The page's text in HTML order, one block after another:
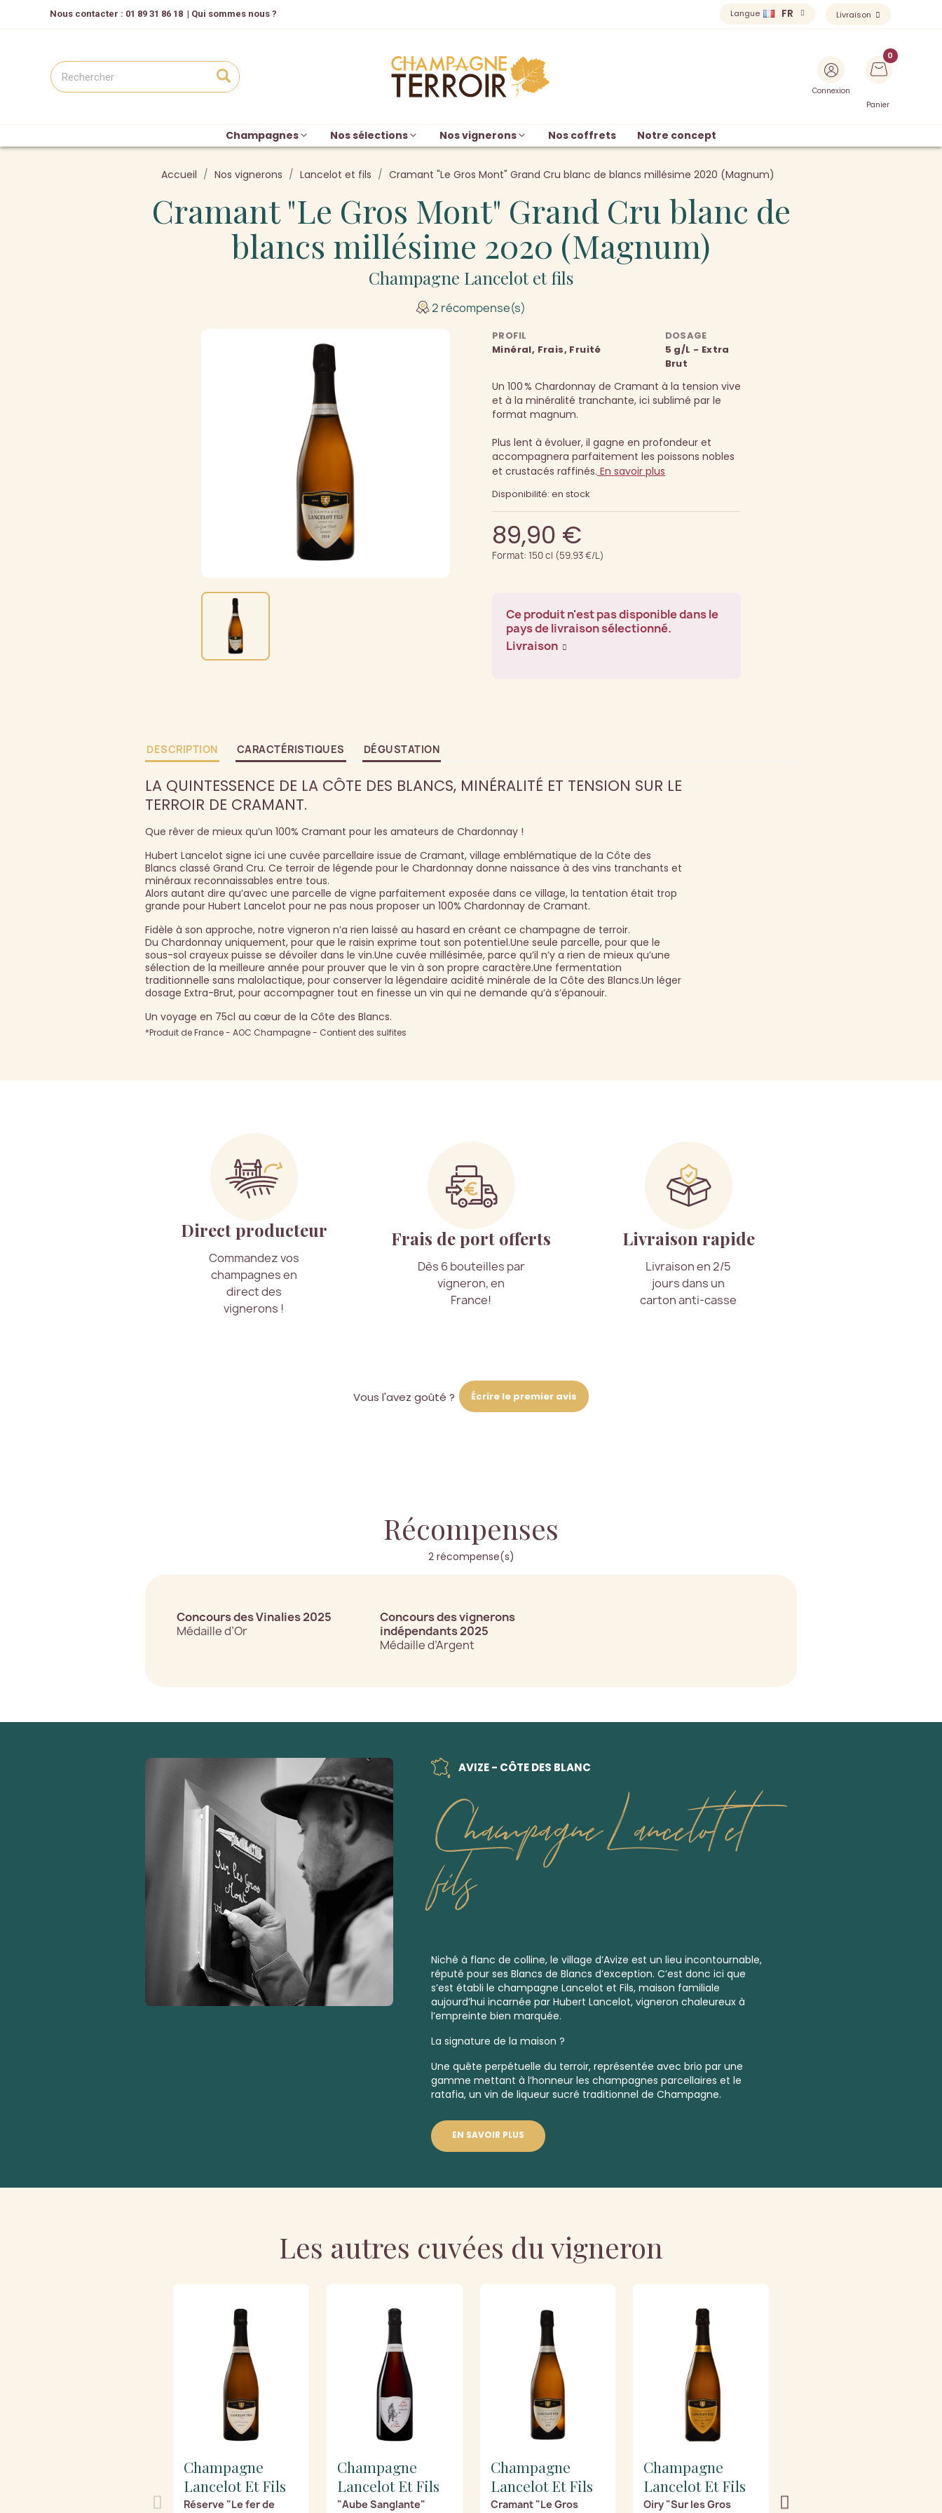
Nous contacter : 01 89 31 86 18 | Qui sommes nous ? Langue FR Livraison
Connexion
Panier
Champagnes Nos sélections Nos vignerons Nos coffrets Notre concept
Accueil Nos vignerons Lancelot et fils Cramant "Le Gros Mont" Grand Cru blanc de blancs millésime 2020 (Magnum)
Cramant "Le Gros Mont" Grand Cru blanc de
blancs millésime 2020 (Magnum)
Champagne Lancelot et fils
2 récompense(s)
PROFIL
Minéral, Frais, Fruité
DOSAGE
5 g/L - Extra
Brut
Un 100 % Chardonnay de Cramant à la tension vive
et à la minéralité tranchante, ici sublimé par le
format magnum.
Plus lent à évoluer, il gagne en profondeur et
accompagnera parfaitement les poissons nobles
et crustacés raffinés. En savoir plus
Disponibilité: en stock
89,90 €
Format: 150 cl (59.93 €/L)
Ce produit n'est pas disponible dans le
pays de livraison sélectionné.
Livraison
DESCRIPTION CARACTÉRISTIQUES DÉGUSTATION
LA QUINTESSENCE DE LA CÔTE DES BLANCS, MINÉRALITÉ ET TENSION SUR LE
TERROIR DE CRAMANT.
Que rêver de mieux qu’un 100% Cramant pour les amateurs de Chardonnay !
Hubert Lancelot signe ici une cuvée parcellaire issue de Cramant, village emblématique de la Côte des
Blancs classé Grand Cru. Ce terroir de légende pour le Chardonnay donne naissance à des vins tranchants et
minéraux reconnaissables entre tous.
Alors autant dire qu’avec une parcelle de vigne parfaitement exposée dans ce village, la tentation était trop
grande pour Hubert Lancelot pour ne pas nous proposer un 100% Chardonnay de Cramant.
Fidèle à son approche, notre vigneron n’a rien laissé au hasard en créant ce champagne de terroir.
Du Chardonnay uniquement, pour que le raisin exprime tout son potentiel.Une seule parcelle, pour que le
sous-sol crayeux puisse se dévoiler dans le vin.Une cuvée millésimée, parce qu’il n’y a rien de mieux qu’une
sélection de la meilleure année pour prouver que le vin à son propre caractère.Une fermentation
traditionnelle sans malolactique, pour conserver la légendaire acidité minérale de la Côte des Blancs.Un léger
dosage Extra-Brut, pour accompagner tout en finesse un vin qui ne demande qu’à s’épanouir.
Un voyage en 75cl au cœur de la Côte des Blancs.
*Produit de France - AOC Champagne - Contient des sulfites
Direct producteur
Commandez vos
champagnes en
direct des
vignerons !
Frais de port offerts
Dès 6 bouteilles par
vigneron, en
France!
Livraison rapide
Livraison en 2/5
jours dans un
carton anti-casse
Vous l'avez goûté ? Écrire le premier avis
Récompenses
2 récompense(s)
Concours des Vinalies 2025
Médaille d’Or
Concours des vignerons
indépendants 2025
Médaille d’Argent
AVIZE - CÔTE DES BLANC
Champagne Lancelot et
fils
Niché à flanc de colline, le village d’Avize est un lieu incontournable,
réputé pour ses Blancs de Blancs d’exception. C’est donc ici que
s’est établi le champagne Lancelot et Fils, maison familiale
aujourd’hui incarnée par Hubert Lancelot, vigneron chaleureux à
l’empreinte bien marquée.
La signature de la maison ?
Une quête perpétuelle du terroir, représentée avec brio par une
gamme mettant à l’honneur les champagnes parcellaires et le
ratafia, un vin de liqueur sucré traditionnel de Champagne.
EN SAVOIR PLUS
Les autres cuvées du vigneron
Champagne
Lancelot Et Fils
Réserve "Le fer de
Champagne
Lancelot Et Fils
"Aube Sanglante"
Champagne
Lancelot Et Fils
Cramant "Le Gros
Champagne
Lancelot Et Fils
Oiry "Sur les Gros